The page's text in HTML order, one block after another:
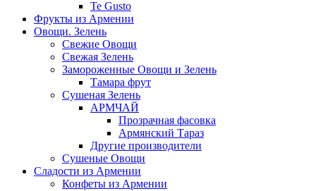
Te Gusto
Фрукты из Армении
Овощи. Зелень
Свежие Овощи
Свежая Зелень
Замороженные Овощи и Зелень
Тамара фрут
Сушеная Зелень
АРМЧАЙ
Прозрачная фасовка
Армянский Тараз
Другие производители
Сушеные Овощи
Сладости из Армении
Конфеты из Армении